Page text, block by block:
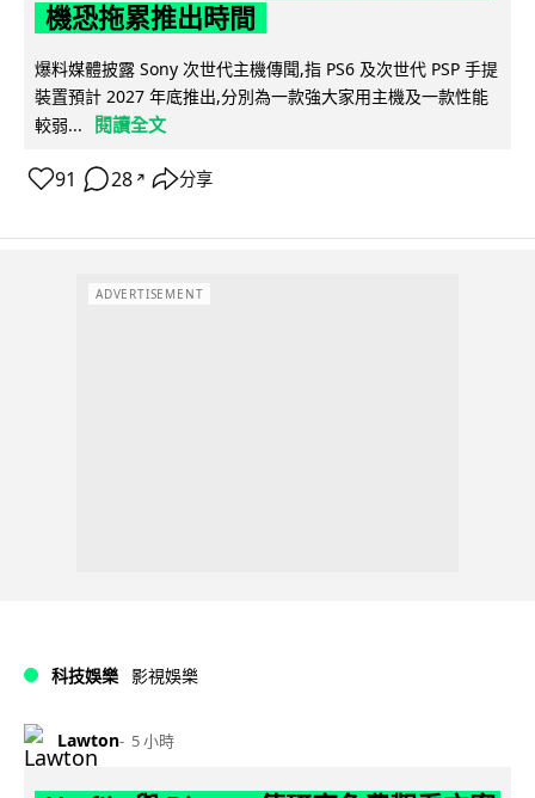
機恐拖累推出時間
爆料媒體披露 Sony 次世代主機傳聞,指 PS6 及次世代 PSP 手提
裝置預計 2027 年底推出,分別為一款強大家用主機及一款性能
較弱...
閱讀全文
91 28 ↗ 分享
ADVERTISEMENT
科技娛樂 影視娛樂
Lawton 5 小時